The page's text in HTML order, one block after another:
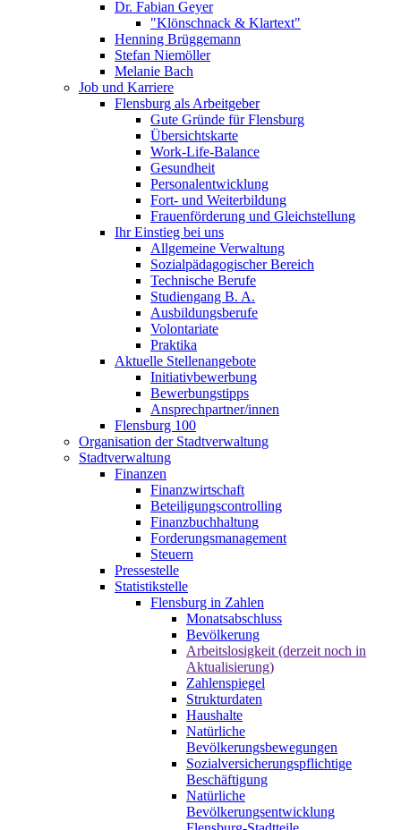
Dr. Fabian Geyer
"Klönschnack & Klartext"
Henning Brüggemann
Stefan Niemöller
Melanie Bach
Job und Karriere
Flensburg als Arbeitgeber
Gute Gründe für Flensburg
Übersichtskarte
Work-Life-Balance
Gesundheit
Personalentwicklung
Fort- und Weiterbildung
Frauenförderung und Gleichstellung
Ihr Einstieg bei uns
Allgemeine Verwaltung
Sozialpädagogischer Bereich
Technische Berufe
Studiengang B. A.
Ausbildungsberufe
Volontariate
Praktika
Aktuelle Stellenangebote
Initiativbewerbung
Bewerbungstipps
Ansprechpartner/innen
Flensburg 100
Organisation der Stadtverwaltung
Stadtverwaltung
Finanzen
Finanzwirtschaft
Beteiligungscontrolling
Finanzbuchhaltung
Forderungsmanagement
Steuern
Pressestelle
Statistikstelle
Flensburg in Zahlen
Monatsabschluss
Bevölkerung
Arbeitslosigkeit (derzeit noch in
Aktualisierung)
Zahlenspiegel
Strukturdaten
Haushalte
Natürliche
Bevölkerungsbewegungen
Sozialversicherungspflichtige
Beschäftigung
Natürliche
Bevölkerungsentwicklung